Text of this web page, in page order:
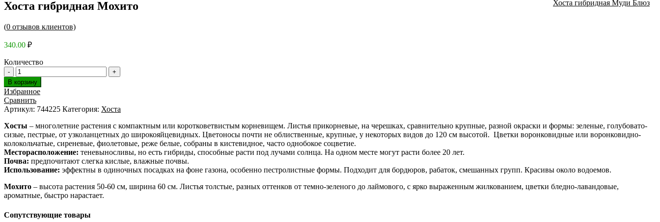
Хоста гибридная Муди Блюз
Хоста гибридная Мохито
(0 отзывов клиентов)
340.00 ₽
Количество
В корзину
Избранное
Сравнить
Артикул: 744225 Категория: Хоста
Хосты – многолетние растения с компактным или коротковетвистым корневищем. Листья прикорневые, на черешках, сравнительно крупные, разной окраски и формы: зеленые, голубовато-
сизые, пестрые, от узколанцетных до широкояйцевидных. Цветоносы почти не облиственные, крупные, у некоторых видов до 120 см высотой. Цветки воронковидные или воронковидно-
колокольчатые, сиреневые, фиолетовые, реже белые, собраны в кистевидное, часто однобокое соцветие.
Месторасположение: теневыносливы, но есть гибриды, способные расти под лучами солнца. На одном месте могут расти более 20 лет.
Почва: предпочитают слегка кислые, влажные почвы.
Использование: эффектны в одиночных посадках на фоне газона, особенно пестролистные формы. Подходит для бордюров, рабаток, смешанных групп. Красивы около водоемов.
Мохито – высота растения 50-60 см, ширина 60 см. Листья толстые, разных оттенков от темно-зеленого до лаймового, с ярко выраженным жилкованием, цветки бледно-лавандовые,
ароматные, быстро нарастает.
Сопутствующие товары